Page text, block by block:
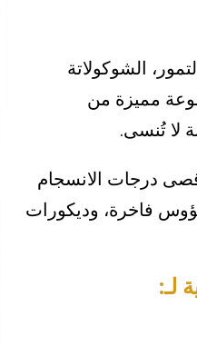
الشوكولاتة
مميزة من
لا تُنسى.
درجات الانسجام
فاخرة، وديكورات
لـ: